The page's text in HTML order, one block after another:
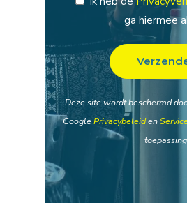
ga hiermee
Deze site wordt beschermd
GooglePrivacybeleiden